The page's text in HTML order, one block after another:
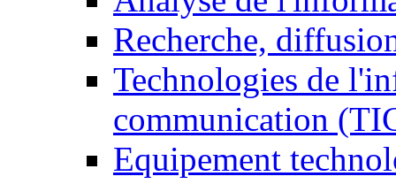
Recherche,
Technologies de
communication
Equipement